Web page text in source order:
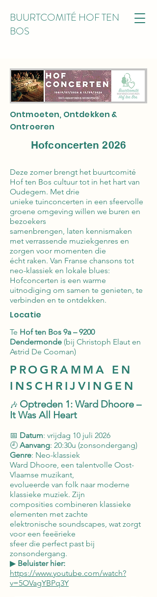
BUURTCOMITÉ HOF TEN
BOS
Ontmoeten, Ontdekken &
Ontroeren
Hofconcerten 2026
Deze zomer brengt het buurtcomité
Hof ten Bos cultuur tot in het hart van
Oudegem. Met drie
unieke tuinconcerten in een sfeervolle
groene omgeving willen we buren en
bezoekers
samenbrengen, laten kennismaken
met verrassende muziekgenres en
zorgen voor momenten die
écht raken. Van Franse chansons tot
neo-klassiek en lokale blues:
Hofconcerten is een warme
uitnodiging om samen te genieten, te
verbinden en te ontdekken.
Locatie
Te Hof ten Bos 9a – 9200
Dendermonde (bij Christoph Elaut en
Astrid De Cooman)
PROGRAMMA EN
INSCHRIJVINGEN
🎶 Optreden 1: Ward Dhoore –
It Was All Heart
📅 Datum: vrijdag 10 juli 2026
🕘 Aanvang: 20:30u (zonsondergang)
Genre: Neo-klassiek
Ward Dhoore, een talentvolle Oost-
Vlaamse muzikant,
evolueerde van folk naar moderne
klassieke muziek. Zijn
composities combineren klassieke
elementen met zachte
elektronische soundscapes, wat zorgt
voor een feeërieke
sfeer die perfect past bij
zonsondergang.
▶ Beluister hier:
https://www.youtube.com/watch?
v=5OVagYBPq3Y